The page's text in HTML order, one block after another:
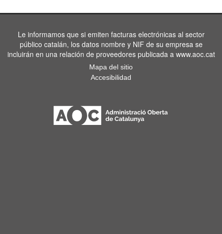
Le informamos que si emiten facturas electrónicas al sector
público catalán, los datos nombre y NIF de su empresa se
incluirán en una relación de proveedores publicada a www.aoc.cat
Mapa del sitio
Accesibilidad